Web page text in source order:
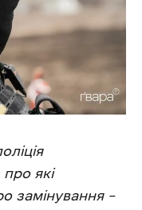
які
замінування –